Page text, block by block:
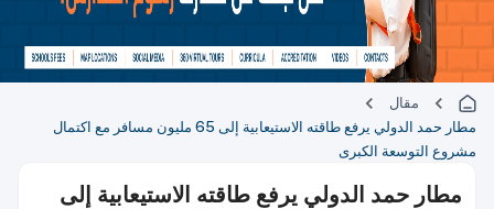
مقال
مطار حمد الدولي يرفع طاقته الاستيعابية إلى 65 مليون مسافر مع اكتمال
مشروع التوسعة الكبرى
مطار حمد الدولي يرفع طاقته الاستيعابية إلى